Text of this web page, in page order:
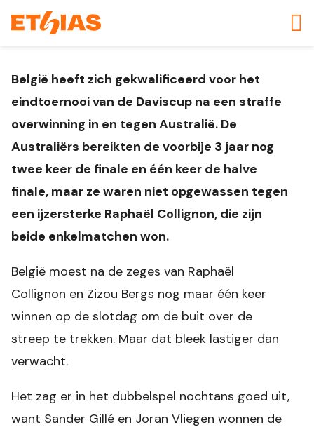
België heeft zich gekwalificeerd voor het
eindtoernooi van de Daviscup na een straffe
overwinning in en tegen Australië. De
Australiërs bereikten de voorbije 3 jaar nog
twee keer de finale en één keer de halve
finale, maar ze waren niet opgewassen tegen
een ijzersterke Raphaël Collignon, die zijn
beide enkelmatchen won.
België moest na de zeges van Raphaël
Collignon en Zizou Bergs nog maar één keer
winnen op de slotdag om de buit over de
streep te trekken. Maar dat bleek lastiger dan
verwacht.
Het zag er in het dubbelspel nochtans goed uit,
want Sander Gillé en Joran Vliegen wonnen de